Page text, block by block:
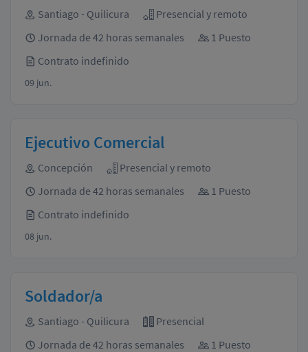
Santiago - Quilicura
Presencial y remoto
Jornada de 42 horas semanales
1 Puesto
Contrato indefinido
09 jun.
Ejecutivo Comercial
Concepción
Presencial y remoto
Jornada de 42 horas semanales
1 Puesto
Contrato indefinido
08 jun.
Soldador/a
Santiago - Quilicura
Presencial
Jornada de 42 horas semanales
1 Puesto